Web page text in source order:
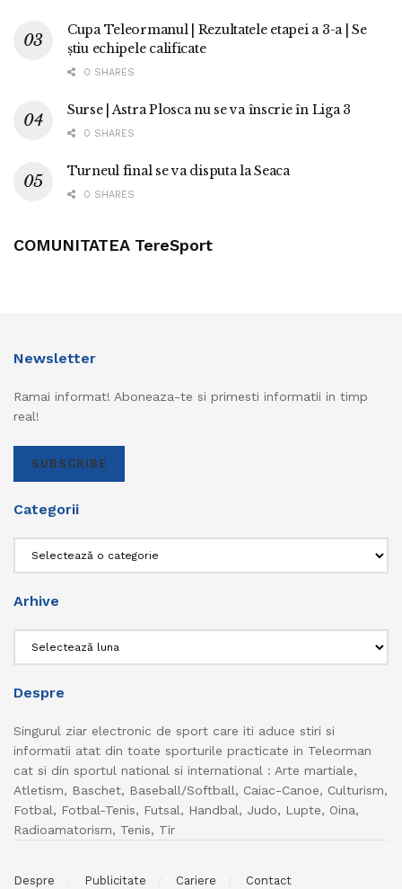
Cupa Teleormanul | Rezultatele etapei a 3-a | Se
știu echipele calificate
0 SHARES
Surse | Astra Plosca nu se va înscrie în Liga 3
0 SHARES
Turneul final se va disputa la Seaca
0 SHARES
COMUNITATEA TereSport
Newsletter
Ramai informat! Aboneaza-te si primesti informatii in timp
real!
SUBSCRIBE
Categorii
Arhive
Despre
Singurul ziar electronic de sport care iti aduce stiri si
informatii atat din toate sporturile practicate in Teleorman
cat si din sportul national si international : Arte martiale,
Atletism, Baschet, Baseball/Softball, Caiac-Canoe, Culturism,
Fotbal, Fotbal-Tenis, Futsal, Handbal, Judo, Lupte, Oina,
Radioamatorism, Tenis, Tir
Despre Publicitate Cariere Contact